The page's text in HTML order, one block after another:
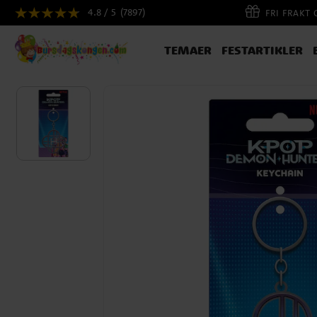
4.8 / 5 (7897) FRI FRAKT
TEMAER FESTARTIKLER